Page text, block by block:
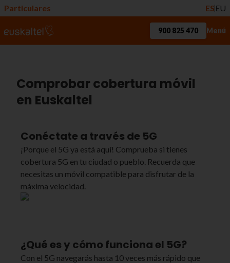
Particulares ES EU
900 825 470 Menú
Comprobar cobertura móvil
en Euskaltel
Conéctate a través de 5G
¡Porque el 5G ya está aquí! Comprueba si tienes
cobertura 5G en tu ciudad o pueblo. Recuerda que
necesitas un móvil compatible para disfrutar de la
máxima velocidad.
¿Qué es y cómo funciona el 5G?
Con el 5G navegarás hasta 10 veces más rápido que